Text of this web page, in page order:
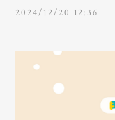
2024/12/20 12:36